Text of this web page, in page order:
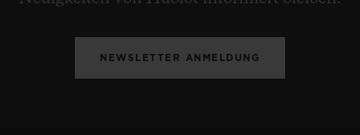
NEWSLETTER ANMELDUNG